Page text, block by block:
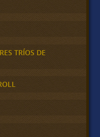
TRÍOS DE